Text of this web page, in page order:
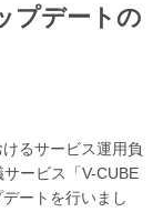
プデートの
るサービス運用負
ービス「V-CUBE
ートを行いまし